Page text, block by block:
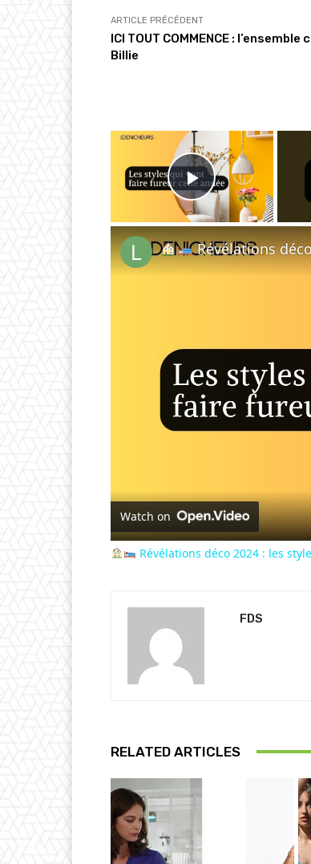
ARTICLE PRÉCÉDENT
ICI TOUT COMMENCE : l’ensemble
Billie
×
Play Video
Révélations déco
Watch on
Révélations déco 2024 : les
FDS
RELATED ARTICLES